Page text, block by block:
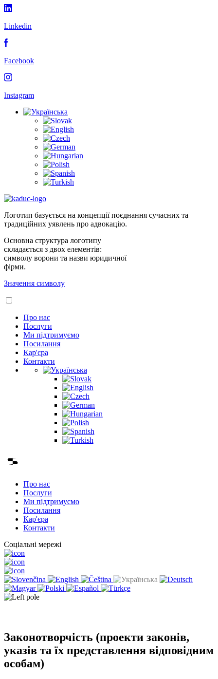
Linkedin
Facebook
Instagram
Логотип базується на концепції поєднання сучасних та
традиційних уявлень про адвокацію.
Основна структура логотипу
складається з двох елементів:
символу ворони та назви юридичної
фірми.
Значення символу
Про нас
Послуги
Ми підтримуємо
Посилання
Кар'єра
Контакти
Про нас
Послуги
Ми підтримуємо
Посилання
Кар'єра
Контакти
Соціальні мережі
Законотворчість (проекти законів,
указів та їх представлення відповідним
особам)